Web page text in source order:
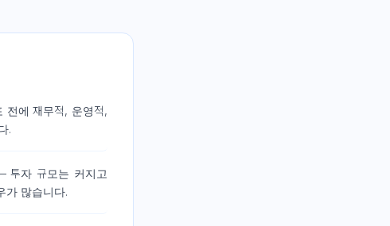
에 재무적, 운영적,
.
자 규모는 커지고
가 많습니다.